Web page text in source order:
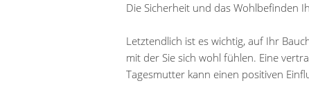
Die Sicherheit und das Wohlbefinden
Letztendlich ist es wichtig, auf Ihr
mit der Sie sich wohl fühlen. Eine
Tagesmutter kann einen positiven